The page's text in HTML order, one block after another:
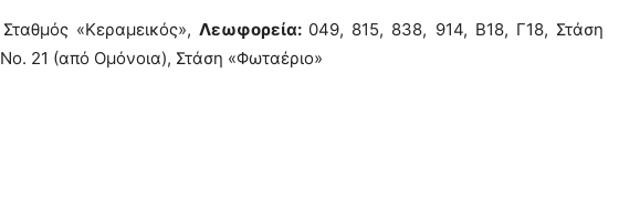
Σταθμός «Κεραμεικός», Λεωφορεία: 049, 815, 838, 914, Β18, Γ18, Στάση
No. 21 (από Ομόνοια), Στάση «Φωταέριο»